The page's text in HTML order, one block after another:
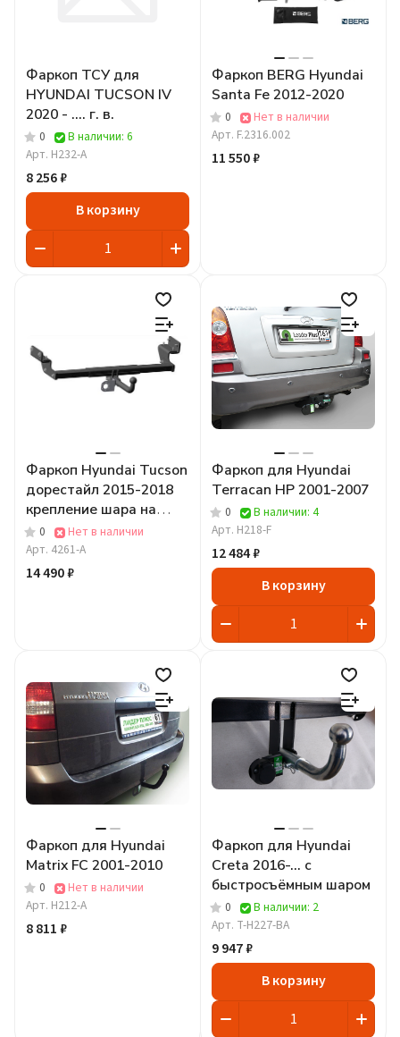
Фаркоп ТСУ для
HYUNDAI TUCSON IV
2020 - .... г. в.
0
В наличии: 6
Арт. H232-A
8 256 ₽
В корзину
Фаркоп BERG Hyundai
Santa Fe 2012-2020
0
Нет в наличии
Арт. F.2316.002
11 550 ₽
Фаркоп Hyundai Tucson
дорестайл 2015-2018
крепление шара на
двух болтах
0
Нет в наличии
Арт. 4261-A
14 490 ₽
Фаркоп для Hyundai
Terracan HP 2001-2007
0
В наличии: 4
Арт. H218-F
12 484 ₽
В корзину
Фаркоп для Hyundai
Matrix FC 2001-2010
0
Нет в наличии
Арт. H212-A
8 811 ₽
Фаркоп для Hyundai
Creta 2016-... c
быстросъёмным шаром
0
В наличии: 2
Арт. T-H227-BA
9 947 ₽
В корзину